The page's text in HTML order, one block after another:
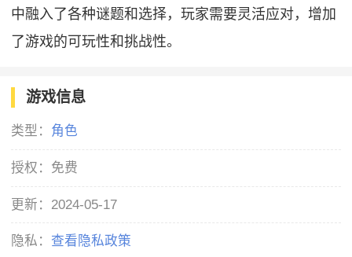
中融入了各种谜题和选择，玩家需要灵活应对，增加
了游戏的可玩性和挑战性。
游戏信息
类型： 角色
授权： 免费
更新： 2024-05-17
隐私： 查看隐私政策